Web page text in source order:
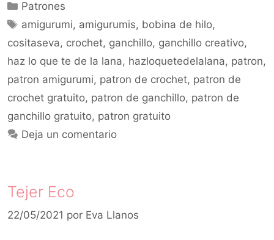
Patrones
amigurumi, amigurumis, bobina de hilo,
cositaseva, crochet, ganchillo, ganchillo creativo,
haz lo que te de la lana, hazloquetedelalana, patron,
patron amigurumi, patron de crochet, patron de
crochet gratuito, patron de ganchillo, patron de
ganchillo gratuito, patron gratuito
Deja un comentario
Tejer Eco
22/05/2021 por Eva Llanos